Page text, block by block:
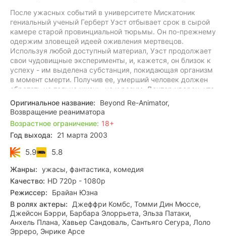
После ужасных событий в университете Мискатоник
гениальный ученый Герберт Уэст отбывает срок в сырой
камере старой провинциальной тюрьмы. Он по-прежнему
одержим зловещей идеей оживления мертвецов.
Используя любой доступный материал, Уэст продолжает
свои чудовищные эксперименты, и, кажется, он близок к
успеху - им выделена субстанция, покидающая организм
в момент смерти. Получив ее, умерший человек должен
обретать не только жизнь, но и разум. Доктор уверен, что
новые опыты с человеческой плотью подтвердят его
правоту, но он не предусмотрел их опасные побочные
эффекты...
Оригинальное название:
Beyond Re-Animator,
Возвращение реаниматора
Возрастное ограничение: 18+
Год выхода:
21 марта 2003
5.9 5.8
Жанры: ужасы, фантастика, комедия
Качество: HD 720p - 1080p
Режиссер:
Брайан Юзна
В ролях актеры:
Джеффри Комбс, Томми Дин Мюссе,
Джейсон Бэрри, Барбара Элоррьета, Эльза Патаки,
Анхель Плана, Хавьер Сандоваль, Сантьяго Сегура, Лоло
Эрреро, Энрике Арсе